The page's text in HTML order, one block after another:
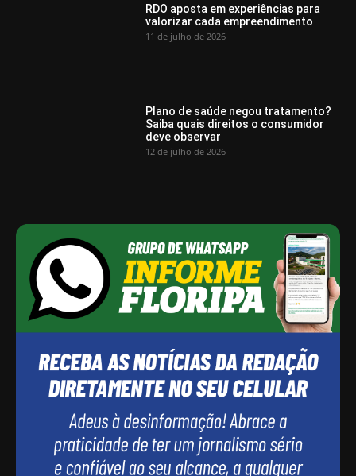
RDO aposta em experiências para
valorizar cada empreendimento
11 de julho de 2026
Plano de saúde negou tratamento?
Saiba quais direitos o consumidor
deve observar
12 de julho de 2026